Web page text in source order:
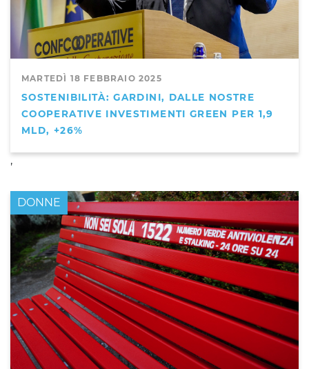
MARTEDÌ 18 FEBBRAIO 2025
SOSTENIBILITÀ: GARDINI, DALLE NOSTRE
COOPERATIVE INVESTIMENTI GREEN PER 1,9
MLD, +26%
,
DONNE